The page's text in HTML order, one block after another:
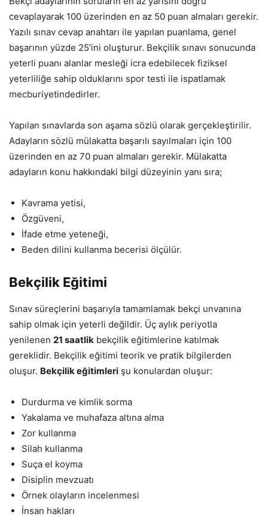
cevaplayarak 100 üzerinden en az 50 puan almaları gerekir.
Yazılı sınav cevap anahtarı ile yapılan puanlama, genel
başarının yüzde 25’ini oluşturur. Bekçilik sınavı sonucunda
yeterli puanı alanlar mesleği icra edebilecek fiziksel
yeterliliğe sahip olduklarını spor testi ile ispatlamak
mecburiyetindedirler.
Yapılan sınavlarda son aşama sözlü olarak gerçekleştirilir.
Adayların sözlü mülakatta başarılı sayılmaları için 100
üzerinden en az 70 puan almaları gerekir. Mülakatta
adayların konu hakkındaki bilgi düzeyinin yanı sıra;
Kavrama yetisi,
Özgüveni,
İfade etme yeteneği,
Beden dilini kullanma becerisi ölçülür.
Bekçilik Eğitimi
Sınav süreçlerini başarıyla tamamlamak bekçi unvanına
sahip olmak için yeterli değildir. Üç aylık periyotla
yenilenen 21 saatlik bekçilik eğitimlerine katılmak
gereklidir. Bekçilik eğitimi teorik ve pratik bilgilerden
oluşur. Bekçilik eğitimleri şu konulardan oluşur:
Durdurma ve kimlik sorma
Yakalama ve muhafaza altına alma
Zor kullanma
Silah kullanma
Suça el koyma
Disiplin mevzuatı
Örnek olayların incelenmesi
İnsan hakları